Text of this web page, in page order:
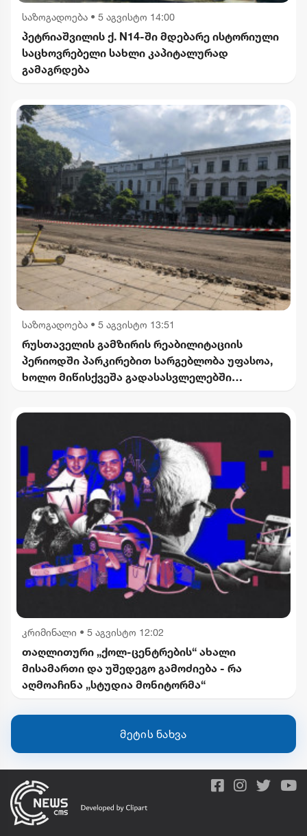
საზოგადოება • 5 აგვისტო 14:00
პეტრიაშვილის ქ. N14-ში მდებარე ისტორიული
საცხოვრებელი სახლი კაპიტალურად
გამაგრდება
საზოგადოება • 5 აგვისტო 13:51
რუსთაველის გამზირის რეაბილიტაციის
პერიოდში პარკირებით სარგებლობა უფასოა,
ხოლო მიწისქვეშა გადასასვლელებში
გათავისუფლდებიან გადასახადებისგან
კრიმინალი • 5 აგვისტო 12:02
თაღლითური „ქოლ-ცენტრების“ ახალი
მისამართი და უშედეგო გამოძიება - რა
აღმოაჩინა „სტუდია მონიტორმა“
მეტის ნახვა